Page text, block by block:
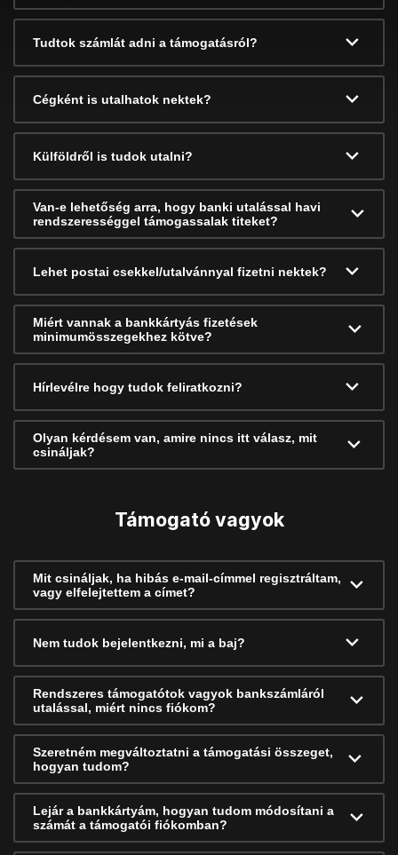
Tudtok számlát adni a támogatásról?
Cégként is utalhatok nektek?
Külföldről is tudok utalni?
Van-e lehetőség arra, hogy banki utalással havi
rendszerességgel támogassalak titeket?
Lehet postai csekkel/utalvánnyal fizetni nektek?
Miért vannak a bankkártyás fizetések
minimumösszegekhez kötve?
Hírlevélre hogy tudok feliratkozni?
Olyan kérdésem van, amire nincs itt válasz, mit
csináljak?
Támogató vagyok
Mit csináljak, ha hibás e-mail-címmel regisztráltam,
vagy elfelejtettem a címet?
Nem tudok bejelentkezni, mi a baj?
Rendszeres támogatótok vagyok bankszámláról
utalással, miért nincs fiókom?
Szeretném megváltoztatni a támogatási összeget,
hogyan tudom?
Lejár a bankkártyám, hogyan tudom módosítani a
számát a támogatói fiókomban?